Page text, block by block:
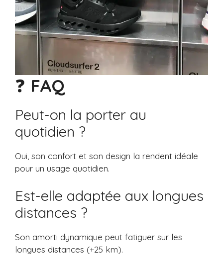
❓ FAQ
Peut-on la porter au
quotidien ?
Oui, son confort et son design la rendent idéale
pour un usage quotidien.
Est-elle adaptée aux longues
distances ?
Son amorti dynamique peut fatiguer sur les
longues distances (+25 km).